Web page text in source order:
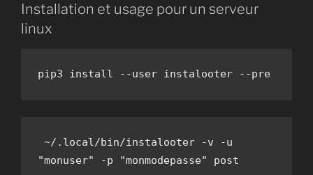
Installation et usage pour un serveur
linux
~/.local/bin/instalooter -v -u
"monuser" -p "monmodepasse" post